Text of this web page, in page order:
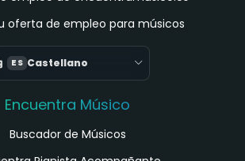
oferta de empleo para músicos
ES Castellano
Encuentra Músico
Buscador de Músicos